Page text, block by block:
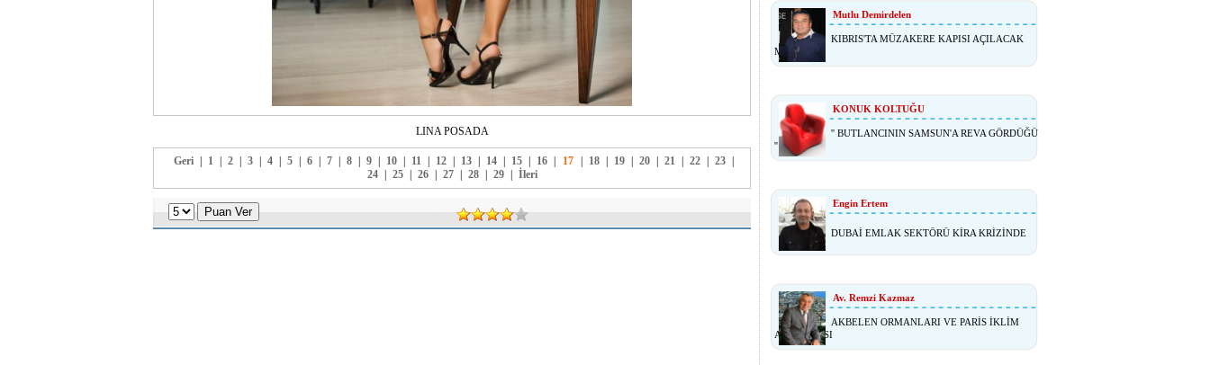
LINA POSADA
Geri 1 2 3 4 5 6 7 8 9 10 11 12 13 14 15 16 17 18 19 20 21 22 23
24
25 26 27 28 29 İleri
Mutlu Demirdelen
KIBRIS'TA MÜZAKERE KAPISI AÇILACAK
MI?
KONUK KOLTUĞU
'' BUTLANCININ SAMSUN'A REVA GÖRDÜĞÜ
''
Engin Ertem
DUBAİ EMLAK SEKTÖRÜ KİRA KRİZİNDE
Av. Remzi Kazmaz
AKBELEN ORMANLARI VE PARİS İKLİM
ANLAŞMASI